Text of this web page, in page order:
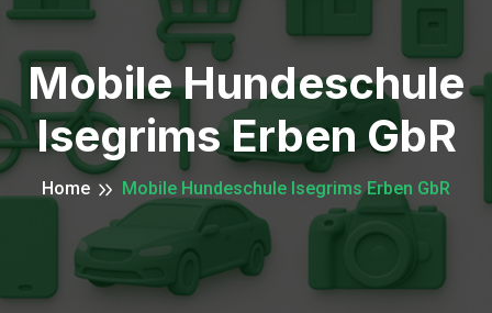
Mobile Hundeschule
Isegrims Erben GbR
Home Mobile Hundeschule Isegrims Erben GbR